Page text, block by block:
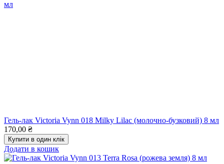
Гель-лак Victoria Vynn 018 Milky Lilac (молочно-бузковий) 8 мл
170,00 ₴
Купити в один клік
Додати в кошик